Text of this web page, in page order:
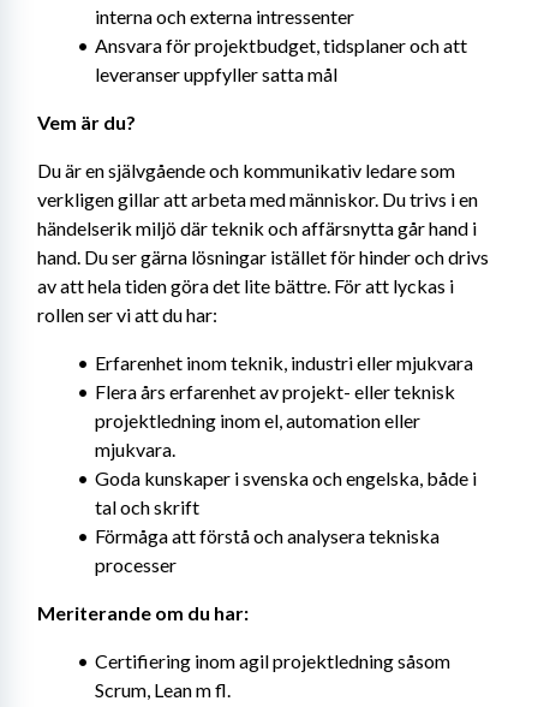
interna och externa intressenter
Ansvara för projektbudget, tidsplaner och att
leveranser uppfyller satta mål
Vem är du?
Du är en självgående och kommunikativ ledare som
verkligen gillar att arbeta med människor. Du trivs i en
händelserik miljö där teknik och affärsnytta går hand i
hand. Du ser gärna lösningar istället för hinder och drivs
av att hela tiden göra det lite bättre. För att lyckas i
rollen ser vi att du har:
Erfarenhet inom teknik, industri eller mjukvara
Flera års erfarenhet av projekt- eller teknisk
projektledning inom el, automation eller
mjukvara.
Goda kunskaper i svenska och engelska, både i
tal och skrift
Förmåga att förstå och analysera tekniska
processer
Meriterande om du har:
Certifiering inom agil projektledning såsom
Scrum, Lean m fl.